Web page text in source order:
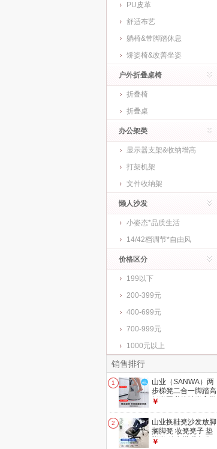
PU皮革
舒适布艺
躺椅&带脚踏休息
矫姿椅&改善坐姿
户外折叠桌椅
折叠椅
折叠桌
办公架类
显示器支架&收纳增高
打架机架
文件收纳架
懒人沙发
小姿态*品质生活
14/42档调节*自由风
价格区分
199以下
200-399元
400-699元
700-999元
1000元以上
销售排行
1
山业（SANWA）两
步梯凳二合一脚踏高
低凳图书馆踏凳高梯
鞋凳 (火爆)【二步
梯】-高41.5cm|轻音
制动隐形轮-时空灰
￥
2
山业换鞋凳沙发放脚
搁脚凳 妆凳凳子 垫
脚凳 休息搭腿办公
￥